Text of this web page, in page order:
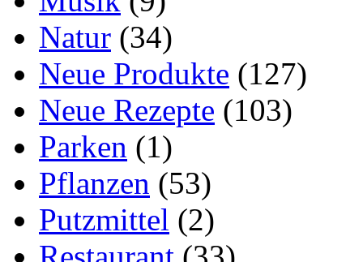
Natur (34)
Neue Produkte (127)
Neue Rezepte (103)
Parken (1)
Pflanzen (53)
Putzmittel (2)